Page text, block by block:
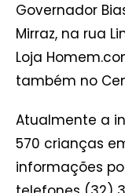
Governador
Mirraz, na rua
Loja
também no
Atualmente a
570 crianças
informações